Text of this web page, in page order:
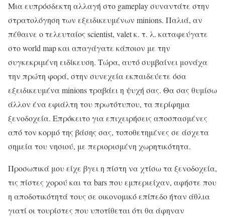
Μια ευπρόσδεκτη αλλαγή στο gameplay συναντάτε στην
στρατολόγηση των εξειδικευμένων minions. Παλιά, αν
πέθαινε ο τελευταίος scientist, valet κ. τ. λ. καταφεύγατε
στο world map και απαγάγατε κάποιον με την
συγκεκριμένη ειδίκευση. Τώρα, αυτό συμβαίνει μονάχα
την πρώτη φορά, στην συνεχεία εκπαιδεύετε όσα
εξειδικευμένα minions τραβάει η ψυχή σας. Θα σας θυμίσω
άλλον ένα εφιάλτη του πρωτότυπου, τα περίφημα
ξενοδοχεία. Επρόκειτο για επιχειρήσεις αποσπασμένες
από τον κορμό της βάσης σας, τοποθετημένες σε άσχετα
σημεία του νησιού, με περιορισμένη χωρητικότητα.
Προσωπικά μου είχε βγει η πίστη να χτίσω τα ξενοδοχεία,
τις πίστες χορού και τα bars που εμπεριείχαν, αφήστε που
η αποδοτικότητά τους σε οικονομικό επίπεδο ήταν άθλια
γιατί οι τουρίστες που υποτίθεται ότι θα άφηναν